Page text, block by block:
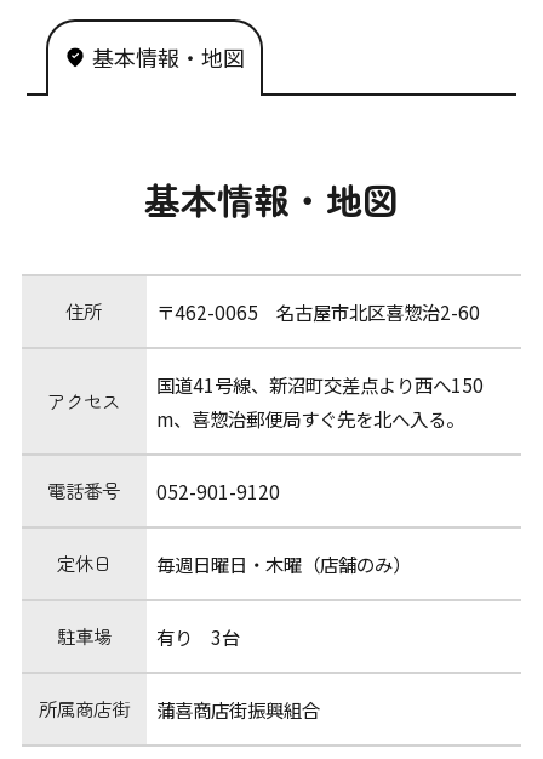
基本情報・地図
基本情報・地図
住所 〒462-0065 名古屋市北区喜惣治2-60
アクセス
国道41号線、新沼町交差点より西へ150
m、喜惣治郵便局すぐ先を北へ入る。
電話番号 052-901-9120
定休日 毎週日曜日・木曜（店舗のみ）
駐車場 有り 3台
所属商店街 蒲喜商店街振興組合